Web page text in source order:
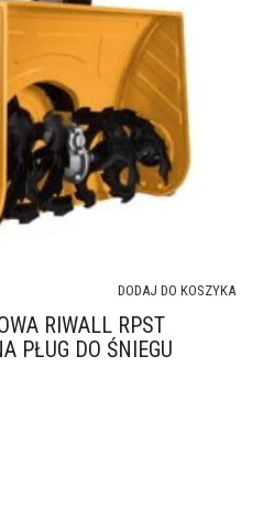
RIWALL RPST
PŁUG DO ŚNIEGU
DODAJ DO KOSZYKA